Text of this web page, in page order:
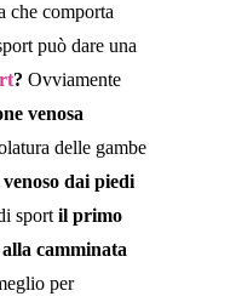
che comporta
può dare una
? Ovviamente
venosa
delle gambe
dai piedi
sport il primo
camminata
per